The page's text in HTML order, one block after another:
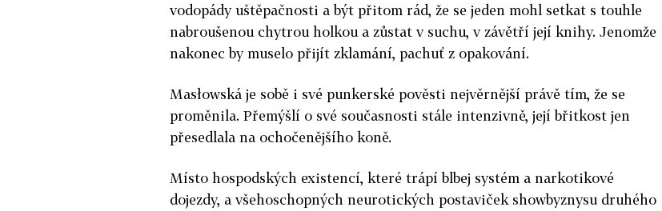
vodopády uštěpačnosti a být přitom rád, že se jeden mohl setkat s touhle
nabroušenou chytrou holkou a zůstat v suchu, v závětří její knihy. Jenomže
nakonec by muselo přijít zklamání, pachuť z opakování.
Masłowská je sobě i své punkerské pověsti nejvěrnější právě tím, že se
proměnila. Přemýšlí o své současnosti stále intenzivně, její břitkost jen
přesedlala na ochočenějšího koně.
Místo hospodských existencí, které trápí blbej systém a narkotikové
dojezdy, a všehoschopných neurotických postaviček showbyznysu druhého